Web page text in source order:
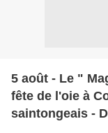
5 août - Le "
fête de l'oie à
saintongeais -